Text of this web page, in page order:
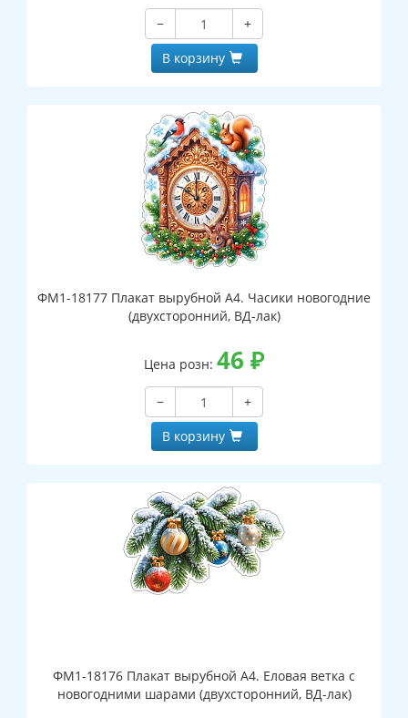
−
+
В корзину
ФМ1-18177 Плакат вырубной А4. Часики новогодние
(двухсторонний, ВД-лак)
Цена розн: 46 ₽
−
+
В корзину
ФМ1-18176 Плакат вырубной А4. Еловая ветка с
новогодними шарами (двухсторонний, ВД-лак)